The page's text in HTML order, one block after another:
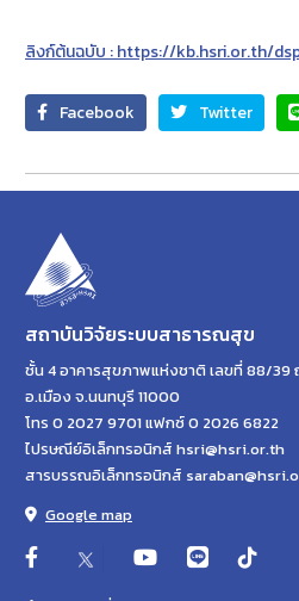
ลิงก์ต้นฉบับ : https://kb.hsri.or.th/
Facebook Twitter
สถาบันวิจัยระบบสาธารณสุข
ชั้น 4 อาคารสุขภาพแห่งชาติ เลขที่ 88/39
อ.เมือง จ.นนทบุรี 11000
โทร 0 2027 9701 แฟกซ์ 0 2026 6822
ไปรษณีย์อิเล็กทรอนิกส์ hsri@hsri.or.th
สารบรรณอิเล็กทรอนิกส์
Google map